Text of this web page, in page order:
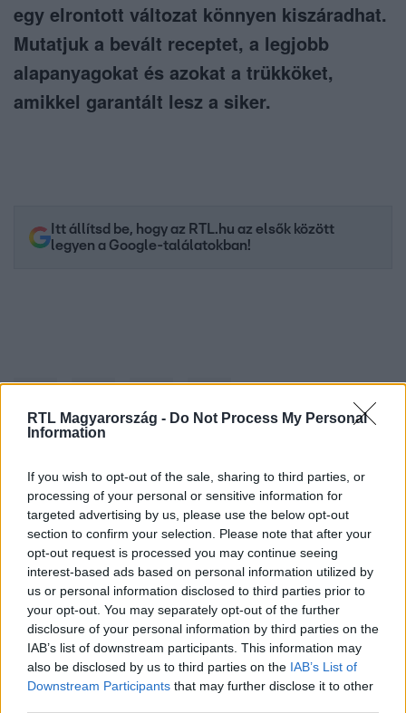
RTL Magyarország - Do Not Process My Personal
Information
If you wish to opt-out of the sale, sharing to third parties, or
processing of your personal or sensitive information for
targeted advertising by us, please use the below opt-out
section to confirm your selection. Please note that after your
opt-out request is processed you may continue seeing
interest-based ads based on personal information utilized by
us or personal information disclosed to third parties prior to
your opt-out. You may separately opt-out of the further
disclosure of your personal information by third parties on the
IAB’s list of downstream participants. This information may
also be disclosed by us to third parties on the IAB’s List of
Downstream Participants that may further disclose it to other
egy elrontott változat könnyen kiszáradhat.
Mutatjuk a bevált receptet, a legjobb
alapanyagokat és azokat a trükköket,
amikkel garantált lesz a siker.
Itt állítsd be, hogy az RTL.hu az elsők között
legyen a Google-találatokban!
Kövess minket, és értesülj a friss hírekről a
Facebookon is!
Követem
RECEPT SERTÉSHÚS